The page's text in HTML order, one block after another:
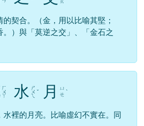
契合。（金，用以比喻其堅；
。）與「莫逆之交」、「金石之
ㄏ
ㄨ
ㄚ 水 ㄕ
ㄨ
ㄟ
ˇ 月
ㄩ
ㄝ ˋ
水裡的月亮。比喻虛幻不實在。同